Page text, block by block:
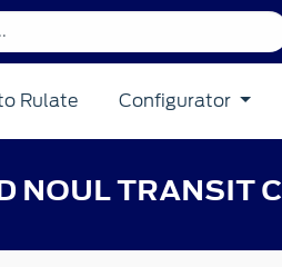
Rulate Configurator
NOUL TRANSIT